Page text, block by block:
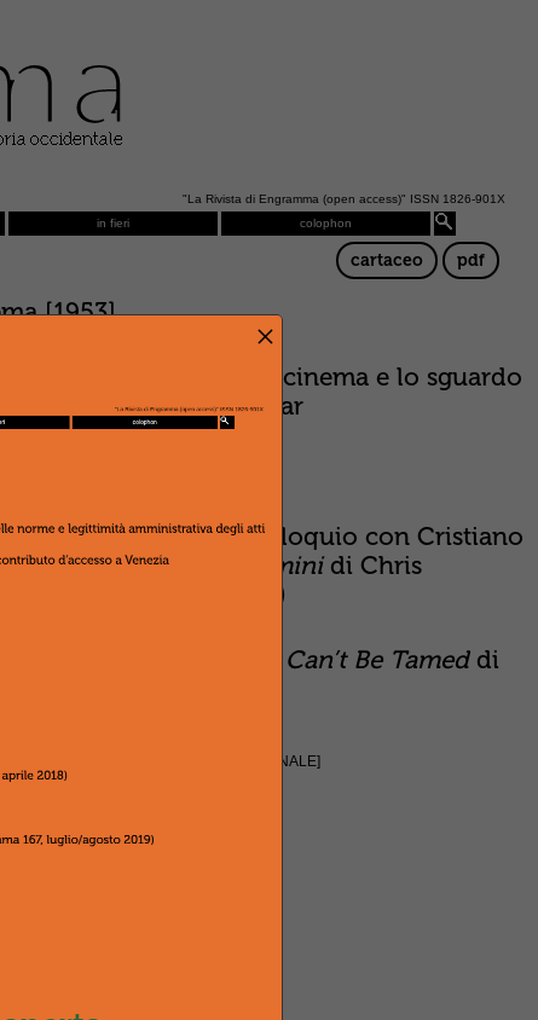
"La Rivista di Engramma (open access)" ISSN 1826-901X
in fieri colophon
pdf
cartaceo
[1953]
ovvero il cinema e lo sguardo
tra Sarsina e Weimar
combinatoria. Un colloquio con Cristiano
Il ladro di fulminidi Chris
di Louis Leterrier (2010)
Can’t Be Tameddi
agosto 2010 [IMPAGINAZIONE ORIGINALE]
×